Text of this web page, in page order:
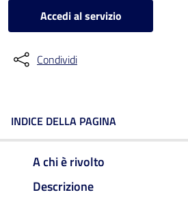
Accedi al servizio
Condividi
INDICE DELLA PAGINA
A chi è rivolto
Descrizione